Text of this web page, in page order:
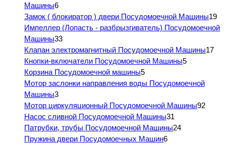
Машины6
Замок ( блокиратор ) двери Посудомоечной Машины19
Импеллер (Лопасть - разбрызгиватель) Посудомоечной
Машины33
Клапан электромагнитный Посудомоечной Машины17
Кнопки-включатели Посудомоечной Машины5
Корзина Посудомоечной машины5
Мотор заслонки направления воды Посудомоечной
Машины3
Мотор циркуляционный Посудомоечной Машины92
Насос сливной Посудомоечной Машины31
Патрубки, трубы Посудомоечной Машины24
Пружина двери Посудомоечных Машин6